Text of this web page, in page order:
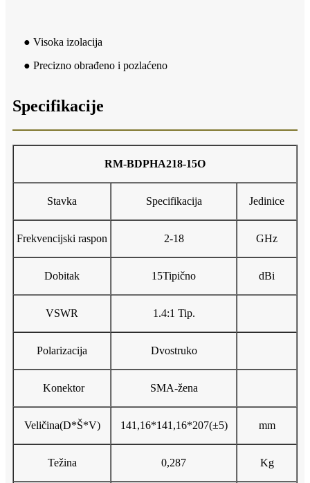
● Visoka izolacija
● Precizno obrađeno i pozlaćeno
Specifikacije
RM-BDPHA218-15O
Stavka Specifikacija Jedinice
Frekvencijski raspon 2-18 GHz
Dobitak 15Tipično dBi
VSWR 1.4:1 Tip.
Polarizacija Dvostruko
Konektor SMA-žena
Veličina(D*Š*V) 141,16*141,16*207(±5) mm
Težina 0,287 Kg